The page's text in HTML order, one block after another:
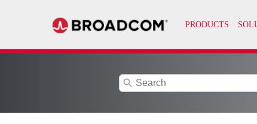
search